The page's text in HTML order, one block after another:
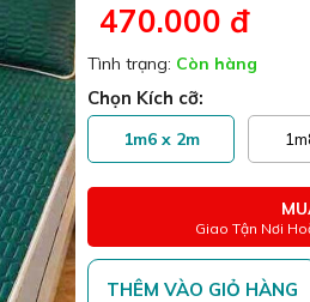
470.000 đ
Tình trạng: Còn hàng
Chọn Kích cỡ:
1m6 x 2m
Giao Tận Nơi
THÊM VÀO GIỎ HÀNG